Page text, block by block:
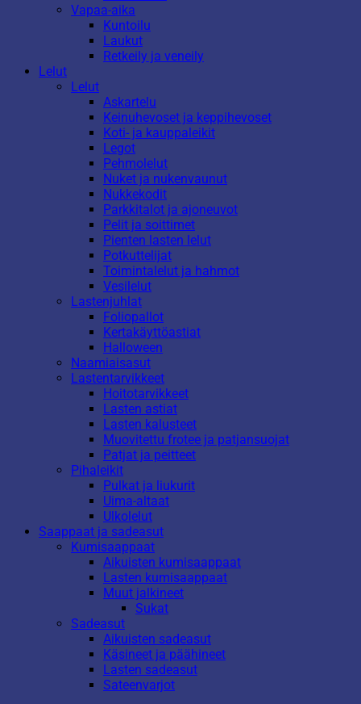
Vapaa-aika
Kuntoilu
Laukut
Retkeily ja veneily
Lelut
Lelut
Askartelu
Keinuhevoset ja keppihevoset
Koti- ja kauppaleikit
Legot
Pehmolelut
Nuket ja nukenvaunut
Nukkekodit
Parkkitalot ja ajoneuvot
Pelit ja soittimet
Pienten lasten lelut
Potkuttelijat
Toimintalelut ja hahmot
Vesilelut
Lastenjuhlat
Foliopallot
Kertakäyttöastiat
Halloween
Naamiaisasut
Lastentarvikkeet
Hoitotarvikkeet
Lasten astiat
Lasten kalusteet
Muovitettu frotee ja patjansuojat
Patjat ja peitteet
Pihaleikit
Pulkat ja liukurit
Uima-altaat
Ulkolelut
Saappaat ja sadeasut
Kumisaappaat
Aikuisten kumisaappaat
Lasten kumisaappaat
Muut jalkineet
Sukat
Sadeasut
Aikuisten sadeasut
Käsineet ja päähineet
Lasten sadeasut
Sateenvarjot